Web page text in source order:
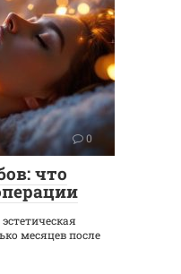
0
что
месяцев после